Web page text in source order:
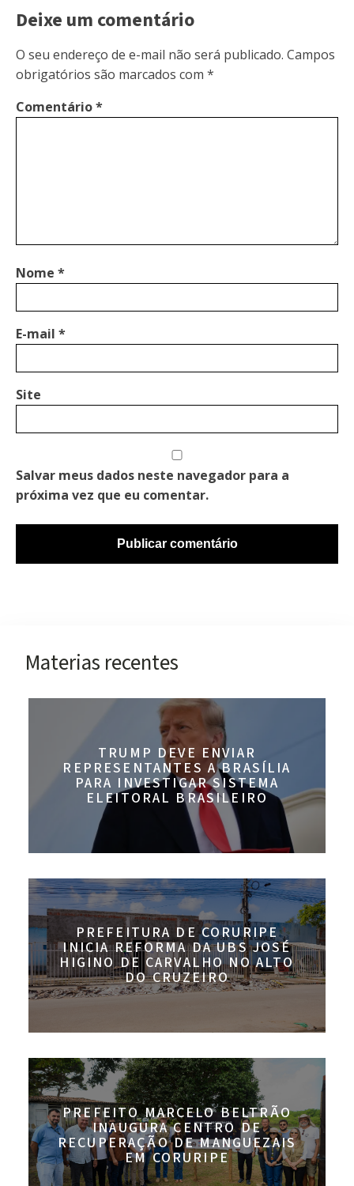
Deixe um comentário
O seu endereço de e-mail não será publicado. Campos
obrigatórios são marcados com *
Comentário*
Nome *
E-mail *
Site
Salvar meus dados neste navegador para a
próxima vez que eu comentar.
Materias recentes
TRUMP DEVE ENVIAR
REPRESENTANTES A BRASÍLIA
PARA INVESTIGAR SISTEMA
ELEITORAL BRASILEIRO
PREFEITURA DE CORURIPE
INICIA REFORMA DA UBS JOSÉ
HIGINO DE CARVALHO NO ALTO
DO CRUZEIRO
PREFEITO MARCELO BELTRÃO
INAUGURA CENTRO DE
RECUPERAÇÃO DE MANGUEZAIS
EM CORURIPE